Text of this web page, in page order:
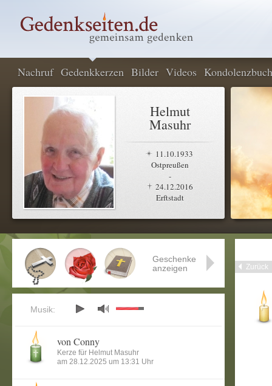
Nachruf Gedenkkerzen Bilder Videos Kondolenzbuch
Helmut
Masuhr
11.10.1933
Ostpreußen
-
24.12.2016
Erftstadt
Zurück
Geschenke
anzeigen
Musik:
von Conny
Kerze für Helmut Masuhr
am 28.12.2025 um 13:31 Uhr